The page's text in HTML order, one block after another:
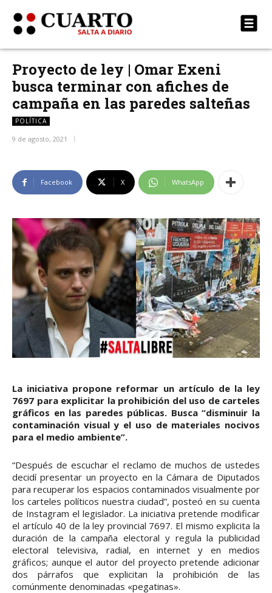
Proyecto de ley | Omar Exeni
busca terminar con afiches de
campaña en las paredes salteñas
POLÍTICA
9 de agosto, 2021
Facebook X WhatsApp
La iniciativa propone reformar un artículo de la ley
7697 para explicitar la prohibición del uso de carteles
gráficos en las paredes públicas. Busca “disminuir la
contaminación visual y el uso de materiales nocivos
para el medio ambiente”.
“Después de escuchar el reclamo de muchos de ustedes
decidí presentar un proyecto en la Cámara de Diputados
para recuperar los espacios contaminados visualmente por
los carteles políticos nuestra ciudad”, posteó en su cuenta
de Instagram el legislador. La iniciativa pretende modificar
el artículo 40 de la ley provincial 7697. El mismo explicita la
duración de la campaña electoral y regula la publicidad
electoral televisiva, radial, en internet y en medios
gráficos; aunque el autor del proyecto pretende adicionar
dos párrafos que explicitan la prohibición de las
comúnmente denominadas «pegatinas».